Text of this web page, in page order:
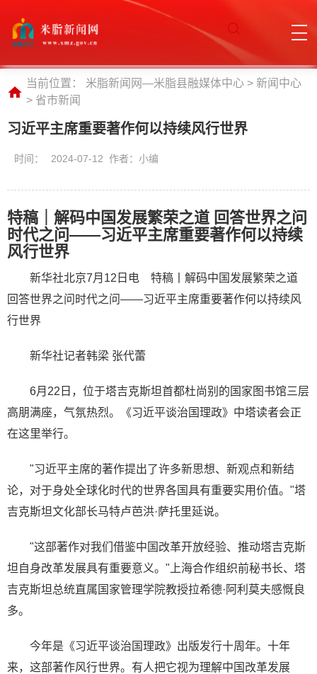
当前位置： 米脂新闻网—米脂县融媒体中心 > 新闻中心
> 省市新闻
习近平主席重要著作何以持续风行世界
时间： 2024-07-12 作者：小编
特稿｜解码中国发展繁荣之道 回答世界之问
时代之问——习近平主席重要著作何以持续
风行世界
新华社北京7月12日电 特稿丨解码中国发展繁荣之道
回答世界之问时代之问——习近平主席重要著作何以持续风
行世界
新华社记者韩梁 张代蕾
6月22日，位于塔吉克斯坦首都杜尚别的国家图书馆三层
高朋满座，气氛热烈。《习近平谈治国理政》中塔读者会正
在这里举行。
"习近平主席的著作提出了许多新思想、新观点和新结
论，对于身处全球化时代的世界各国具有重要实用价值。"塔
吉克斯坦文化部长马特卢芭洪·萨托里延说。
"这部著作对我们借鉴中国改革开放经验、推动塔吉克斯
坦自身改革发展具有重要意义。"上海合作组织前秘书长、塔
吉克斯坦总统直属国家管理学院教授拉希德·阿利莫夫感慨良
多。
今年是《习近平谈治国理政》出版发行十周年。十年
来，这部著作风行世界。有人把它视为理解中国改革发展